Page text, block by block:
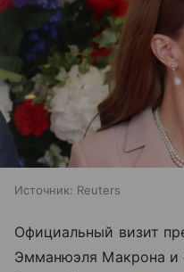
Источник: Reuters
Официальный визит
Эмманюэля Макрона и